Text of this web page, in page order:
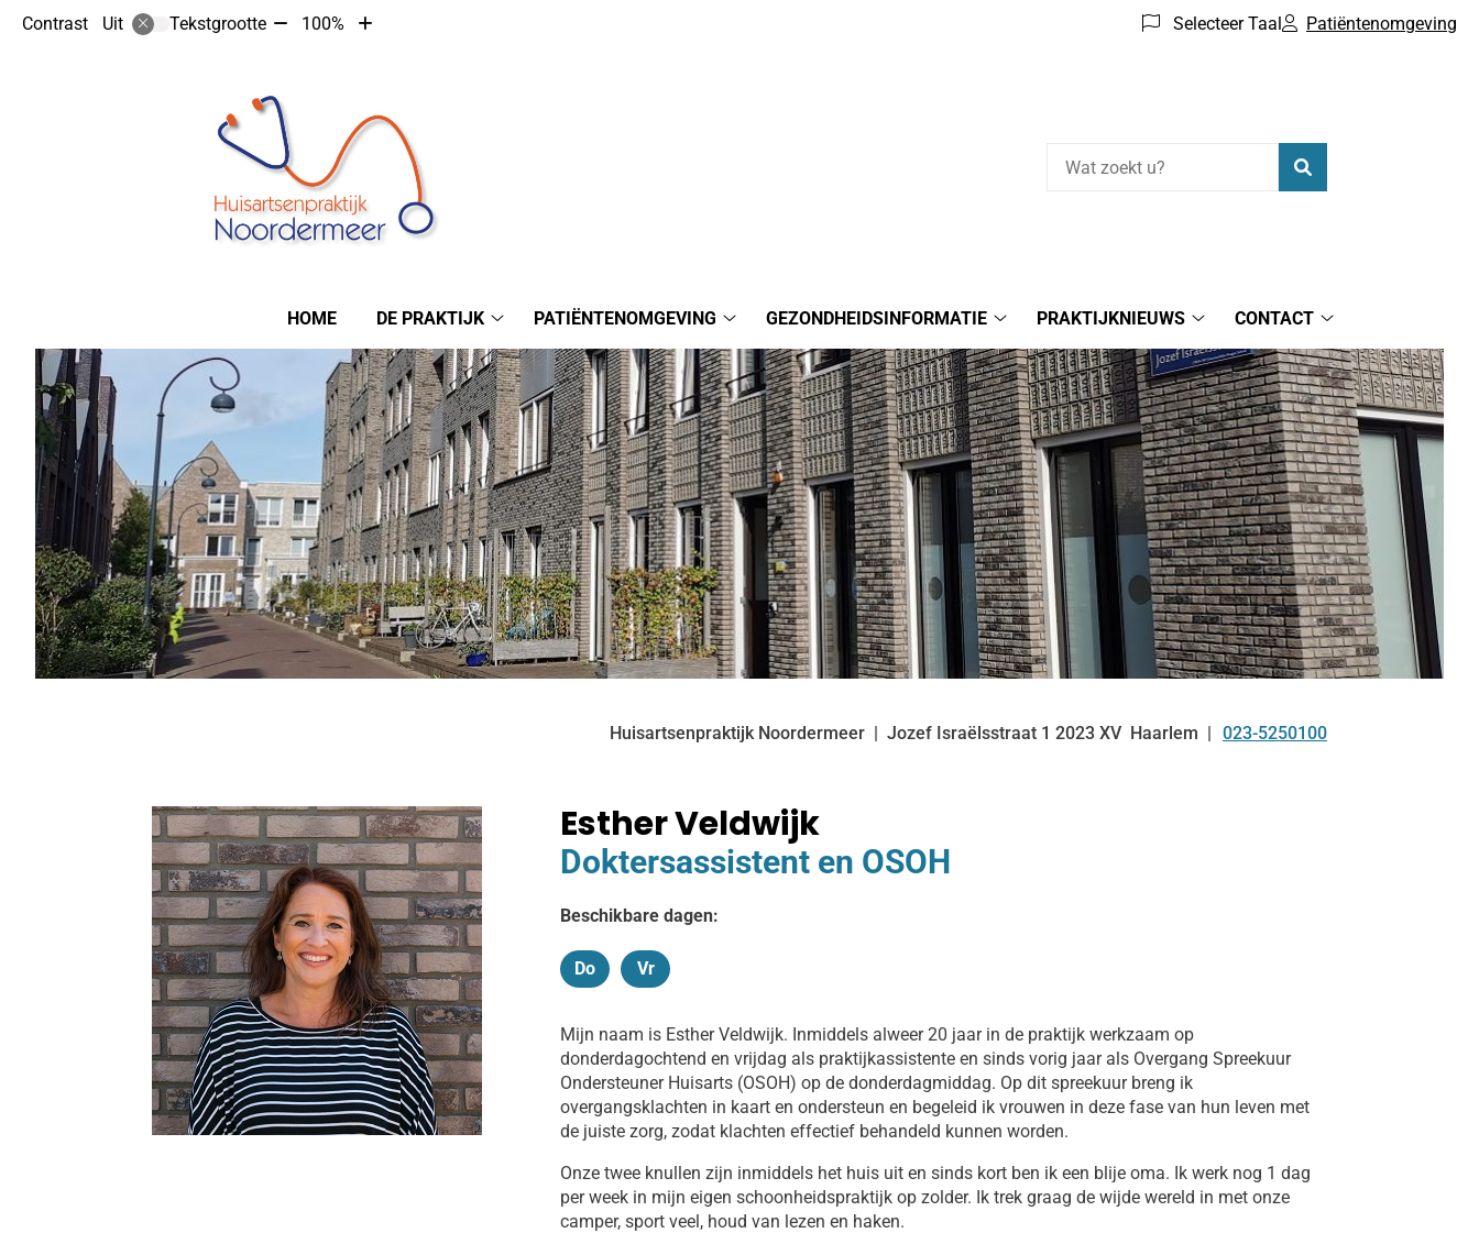
Contrast Uit Tekstgrootte Tekst
10%
100%
Tekst
Selecteer Taal Patiëntenomgeving
HoofdmenuHOME
DE PRAKTIJK
praktijk
submenu
PATIËNTENOMGEVING
submenu
GEZONDHEIDSINFORMATIE
submenu
PRAKTIJKNIEUWS
submenu
CONTACT
submenu
Huisartsenpraktijk Noordermeer Jozef Israëlsstraat 1 2023 XV Haarlem Tel:
023-5250100
Esther Veldwijk
Doktersassistent en OSOH
Beschikbare dagen:
Donderdag
Do Vrijdag
Vr
Mijn naam is Esther Veldwijk. Inmiddels alweer 20 jaar in de praktijk werkzaam op
donderdagochtend en vrijdag als praktijkassistente en sinds vorig jaar als Overgang Spreekuur
Ondersteuner Huisarts (OSOH) op de donderdagmiddag. Op dit spreekuur breng ik
overgangsklachten in kaart en ondersteun en begeleid ik vrouwen in deze fase van hun leven met
de juiste zorg, zodat klachten effectief behandeld kunnen worden.
Onze twee knullen zijn inmiddels het huis uit en sinds kort ben ik een blije oma. Ik werk nog 1 dag
per week in mijn eigen schoonheidspraktijk op zolder. Ik trek graag de wijde wereld in met onze
camper, sport veel, houd van lezen en haken.